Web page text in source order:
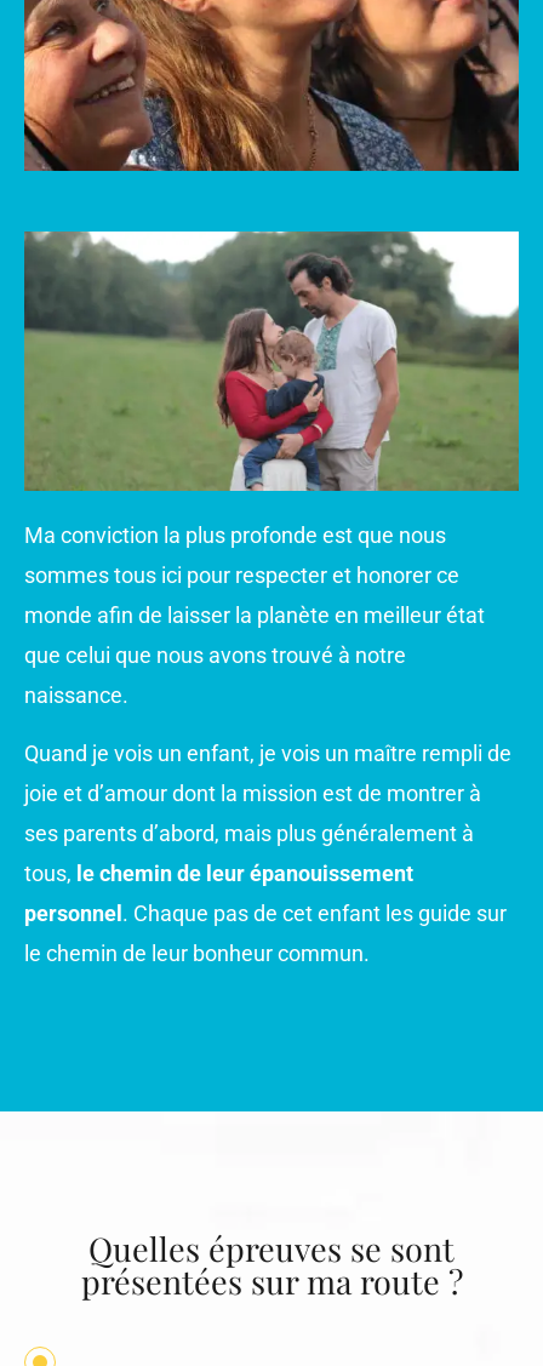
Ma conviction la plus profonde est que nous
sommes tous ici pour respecter et honorer ce
monde afin de laisser la planète en meilleur état
que celui que nous avons trouvé à notre
naissance.
Quand je vois un enfant, je vois un maître rempli de
joie et d’amour dont la mission est de montrer à
ses parents d’abord, mais plus généralement à
tous, le chemin de leur épanouissement
personnel. Chaque pas de cet enfant les guide sur
le chemin de leur bonheur commun.
Quelles épreuves se sont
présentées sur ma route ?